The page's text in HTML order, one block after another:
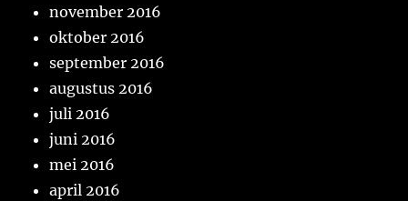
november 2016
oktober 2016
september 2016
augustus 2016
juli 2016
juni 2016
mei 2016
april 2016